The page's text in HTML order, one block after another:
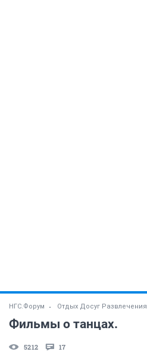
НГС.Форум Отдых Досуг Развлечения
Фильмы о танцах.
5212 17